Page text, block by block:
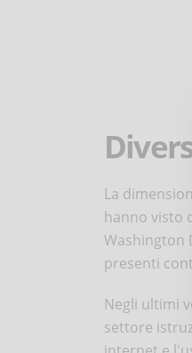
La
hanno visto
Washington
presenti
Negli ultimi
settore